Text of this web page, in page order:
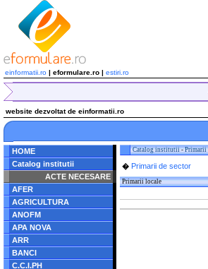
einformatii.ro | eformulare.ro | estiri.ro
website dezvoltat de einformatii.ro
HOME
Catalog institutii
ACTE NECESARE
AFER
AGRICULTURA
ANOFM
APA NOVA
ARR
BANCI
C.C.I.PH
Catalog institutii-Primarii
� Primarii de sector
Primarii locale